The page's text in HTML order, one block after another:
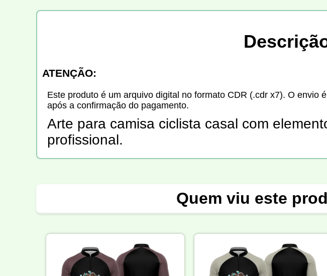
ATENÇÃO:
Este produto é um arquivo digital no formato CDR (.cdr x7). O
após a confirmação do pagamento.
Arte para camisa ciclista casal com
profissional.
Quem viu este